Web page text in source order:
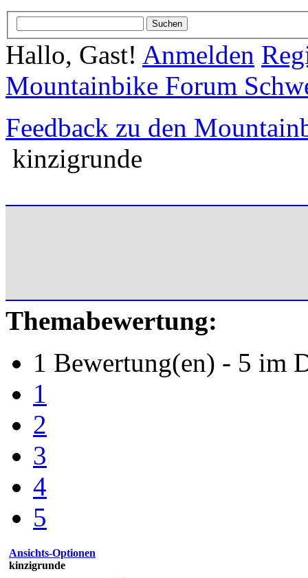
Hallo, Gast! Anmelden
Mountainbike Forum
Feedback zu den
kinzigrunde
Themabewertung:
1 Bewertung(en) - 5 im
1
2
3
4
5
Ansichts-Optionen
kinzigrunde